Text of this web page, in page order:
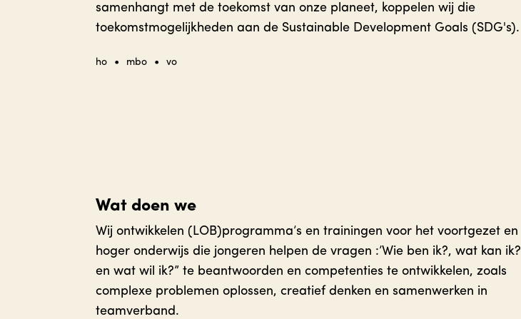
samenhangt met de toekomst van onze planeet, koppelen wij die
toekomstmogelijkheden aan de Sustainable Development Goals (SDG's).
ho • mbo • vo
Wat doen we
Wij ontwikkelen (LOB)programma’s en trainingen voor het voortgezet en
hoger onderwijs die jongeren helpen de vragen :’Wie ben ik?, wat kan ik?
en wat wil ik?” te beantwoorden en competenties te ontwikkelen, zoals
complexe problemen oplossen, creatief denken en samenwerken in
teamverband.